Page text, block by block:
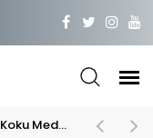
Gül ve Lavanta Kokulu Isparta "Dünya Koku Medeniyeti"